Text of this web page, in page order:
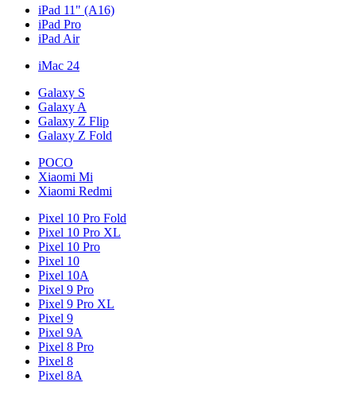
iPad 11" (A16)
iPad Pro
iPad Air
iMac 24
Galaxy S
Galaxy A
Galaxy Z Flip
Galaxy Z Fold
POCO
Xiaomi Mi
Xiaomi Redmi
Pixel 10 Pro Fold
Pixel 10 Pro XL
Pixel 10 Pro
Pixel 10
Pixel 10A
Pixel 9 Pro
Pixel 9 Pro XL
Pixel 9
Pixel 9A
Pixel 8 Pro
Pixel 8
Pixel 8A